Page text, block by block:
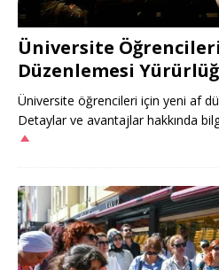
Üniversite
Düzenlemesi
Üniversite öğrencileri için yeni af
Detaylar ve avantajlar hakkında